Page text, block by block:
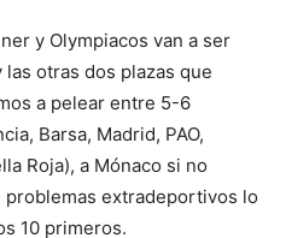
y Olympiacos van a ser
otras dos plazas que
a pelear entre 5-6
Barsa, Madrid, PAO,
Roja), a Mónaco si no
problemas extradeportivos lo
10 primeros.